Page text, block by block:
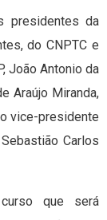
presidentes da
do CNPTC e
João Antonio da
Araújo Miranda,
vice-presidente
Carlos
que será